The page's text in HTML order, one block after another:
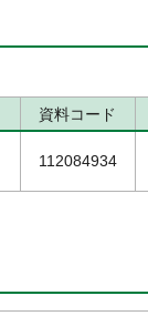
資料コード
112084934